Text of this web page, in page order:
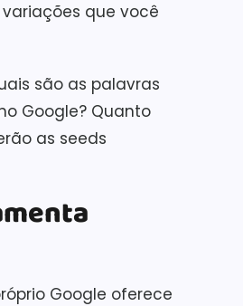
que você
são as palavras
Google? Quanto
as seeds
Google oferece